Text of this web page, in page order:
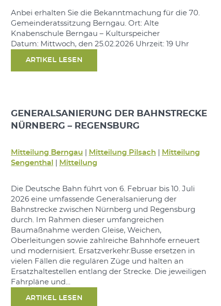
Anbei erhalten Sie die Bekanntmachung für die 70.
Gemeinderatssitzung Berngau. Ort: Alte
Knabenschule Berngau – Kulturspeicher
Datum: Mittwoch, den 25.02.2026 Uhrzeit: 19 Uhr
ARTIKEL LESEN
GENERALSANIERUNG DER BAHNSTRECKE
NÜRNBERG – REGENSBURG
Mitteilung Berngau Mitteilung Pilsach|
Mitteilung
Sengenthal
Mitteilung
Die Deutsche Bahn führt von 6. Februar bis 10. Juli
2026 eine umfassende Generalsanierung der
Bahnstrecke zwischen Nürnberg und Regensburg
durch. Im Rahmen dieser umfangreichen
Baumaßnahme werden Gleise, Weichen,
Oberleitungen sowie zahlreiche Bahnhöfe erneuert
und modernisiert. Ersatzverkehr:Busse ersetzen in
vielen Fällen die regulären Züge und halten an
Ersatzhaltestellen entlang der Strecke. Die jeweiligen
Fahrpläne und…
ARTIKEL LESEN